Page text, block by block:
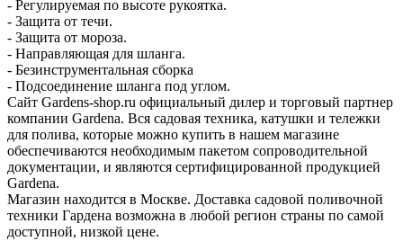
- Регулируемая по высоте рукоятка.
- Защита от течи.
- Защита от мороза.
- Направляющая для шланга.
- Безинструментальная сборка
- Подсоединение шланга под углом.
Сайт Gardens-shop.ru официальный дилер и торговый партнер
компании Gardena. Вся садовая техника, катушки и тележки
для полива, которые можно купить в нашем магазине
обеспечиваются необходимым пакетом сопроводительной
документации, и являются сертифицированной продукцией
Gardena.
Магазин находится в Москве. Доставка садовой поливочной
техники Гардена возможна в любой регион страны по самой
доступной, низкой цене.